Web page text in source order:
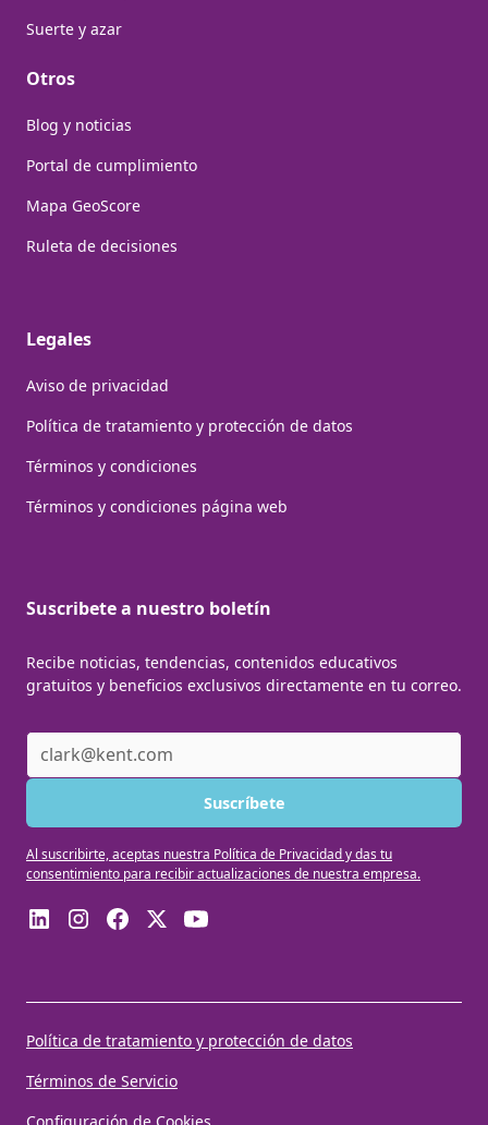
Suerte y azar
Otros
Blog y noticias
Portal de cumplimiento
Mapa GeoScore
Ruleta de decisiones
Legales
Aviso de privacidad
Política de tratamiento y protección de datos
Términos y condiciones
Términos y condiciones página web
Suscribete a nuestro boletín
Recibe noticias, tendencias, contenidos educativos
gratuitos y beneficios exclusivos directamente en tu correo.
Al suscribirte, aceptas nuestra Política de Privacidad y das tu
consentimiento para recibir actualizaciones de nuestra empresa.
Política de tratamiento y protección de datos
Términos de Servicio
Configuración de Cookies